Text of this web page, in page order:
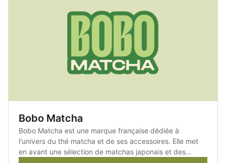
Bobo Matcha
Bobo Matcha est une marque française dédiée à
l'univers du thé matcha et de ses accessoires. Elle met
en avant une sélection de matchas japonais et des